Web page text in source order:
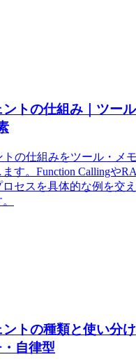
トの仕組み｜ツール
の仕組みをツール・メ
す。Function Callingや
セスを具体的な例を交
トの種類と使い分
自律型